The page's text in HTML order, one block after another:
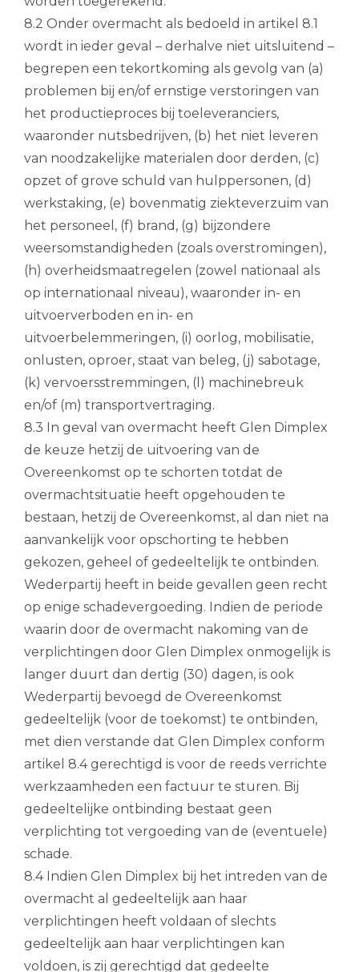
8.2 Onder overmacht als bedoeld in artikel 8.1
wordt in ieder geval – derhalve niet uitsluitend –
begrepen een tekortkoming als gevolg van (a)
problemen bij en/of ernstige verstoringen van
het productieproces bij toeleveranciers,
waaronder nutsbedrijven, (b) het niet leveren
van noodzakelijke materialen door derden, (c)
opzet of grove schuld van hulppersonen, (d)
werkstaking, (e) bovenmatig ziekteverzuim van
het personeel, (f) brand, (g) bijzondere
weersomstandigheden (zoals overstromingen),
(h) overheidsmaatregelen (zowel nationaal als
op internationaal niveau), waaronder in- en
uitvoerverboden en in- en
uitvoerbelemmeringen, (i) oorlog, mobilisatie,
onlusten, oproer, staat van beleg, (j) sabotage,
(k) vervoersstremmingen, (l) machinebreuk
en/of (m) transportvertraging.
8.3 In geval van overmacht heeft Glen Dimplex
de keuze hetzij de uitvoering van de
Overeenkomst op te schorten totdat de
overmachtsituatie heeft opgehouden te
bestaan, hetzij de Overeenkomst, al dan niet na
aanvankelijk voor opschorting te hebben
gekozen, geheel of gedeeltelijk te ontbinden.
Wederpartij heeft in beide gevallen geen recht
op enige schadevergoeding. Indien de periode
waarin door de overmacht nakoming van de
verplichtingen door Glen Dimplex onmogelijk is
langer duurt dan dertig (30) dagen, is ook
Wederpartij bevoegd de Overeenkomst
gedeeltelijk (voor de toekomst) te ontbinden,
met dien verstande dat Glen Dimplex conform
artikel 8.4 gerechtigd is voor de reeds verrichte
werkzaamheden een factuur te sturen. Bij
gedeeltelijke ontbinding bestaat geen
verplichting tot vergoeding van de (eventuele)
schade.
8.4 Indien Glen Dimplex bij het intreden van de
overmacht al gedeeltelijk aan haar
verplichtingen heeft voldaan of slechts
gedeeltelijk aan haar verplichtingen kan
voldoen, is zij gerechtigd dat gedeelte